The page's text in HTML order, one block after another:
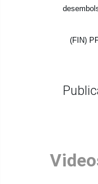
(FIN)